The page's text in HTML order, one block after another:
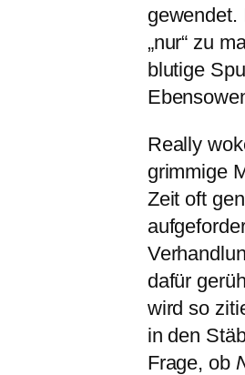
gewendet.
„nur“ zu
blutige
Really
grimmige
Zeit oft
dafür
wird so
in den
Frage, ob